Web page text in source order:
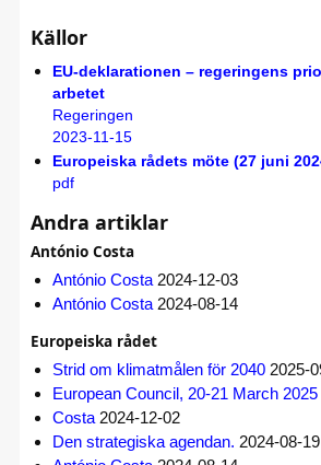
Källor
EU-deklarationen – regeringens
arbetet
Regeringen
2023-11-15
Europeiska rådets möte (27 juni
pdf
Andra artiklar
António Costa
António Costa 2024-12-03
António Costa 2024-08-14
Europeiska rådet
Strid om klimatmålen för 2040 2025-
European Council, 20-21 March 2025
Costa 2024-12-02
Den strategiska agendan. 2024-08-19